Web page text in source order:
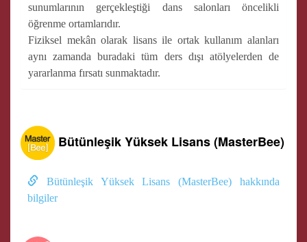
sunumlarının gerçekleştiği dans salonları öncelikli
öğrenme ortamlarıdır.
Fiziksel mekân olarak lisans ile ortak kullanım alanları
aynı zamanda buradaki tüm ders dışı atölyelerden de
yararlanma fırsatı sunmaktadır.
Bütünleşik Yüksek Lisans (MasterBee)
Bütünleşik Yüksek Lisans (MasterBee) hakkında
bilgiler